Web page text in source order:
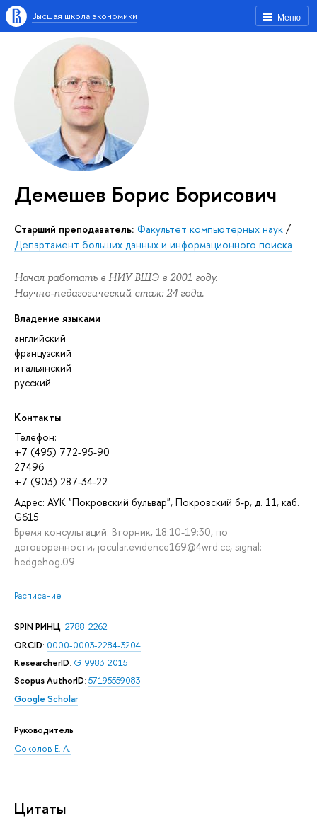
Меню
Высшая школа экономики
Демешев Борис Борисович
Старший преподаватель: Факультет компьютерных наук /
Департамент больших данных и информационного поиска
Начал работать в НИУ ВШЭ в 2001 году.
Научно-педагогический стаж: 24 года.
Владение языками
английский
французский
итальянский
русский
Контакты
Телефон:
+7 (495) 772-95-90
27496
+7 (903) 287-34-22
Адрес: АУК "Покровский бульвар", Покровский б-р, д. 11, каб.
G615
Время консультаций: Вторник, 18:10-19:30, по
договорённости, jocular.evidence169@4wrd.cc, signal:
hedgehog.09
Расписание
SPIN РИНЦ: 2788-2262
ORCID: 0000-0003-2284-3204
ResearcherID: G-9983-2015
Scopus AuthorID: 57195559083
Google Scholar
Руководитель
Соколов Е. А.
Цитаты